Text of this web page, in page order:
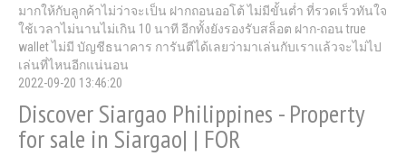
มากให้กับลูกค้าไม่ว่าจะเป็น ฝากถอนออโต้ ไม่มีขั้นต่ำ ที่รวดเร็วทันใจ
ใช้เวลาไม่นานไม่เกิน 10 นาที อีกทั้งยังรองรับสล็อต ฝาก-ถอน true
wallet ไม่มี บัญชีธนาคาร การันตีได้เลยว่ามาเล่นกับเราแล้วจะไม่ไป
เล่นที่ไหนอีกแน่นอน
2022-09-20 13:46:20
Discover Siargao Philippines - Property
for sale in Siargao| | FOR